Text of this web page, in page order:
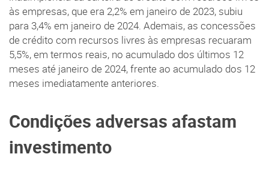
às empresas, que era 2,2% em janeiro de 2023, subiu
para 3,4% em janeiro de 2024. Ademais, as concessões
de crédito com recursos livres às empresas recuaram
5,5%, em termos reais, no acumulado dos últimos 12
meses até janeiro de 2024, frente ao acumulado dos 12
meses imediatamente anteriores.
Condições adversas afastam
investimento